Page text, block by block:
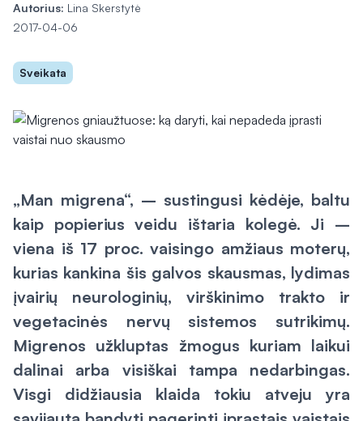
Autorius: Lina Skerstytė
2017-04-06
Sveikata
„Man migrena“, – sustingusi kėdėje, baltu
kaip popierius veidu ištaria kolegė. Ji –
viena iš 17 proc. vaisingo amžiaus moterų,
kurias kankina šis galvos skausmas, lydimas
įvairių neurologinių, virškinimo trakto ir
vegetacinės nervų sistemos sutrikimų.
Migrenos užkluptas žmogus kuriam laikui
dalinai arba visiškai tampa nedarbingas.
Visgi didžiausia klaida tokiu atveju yra